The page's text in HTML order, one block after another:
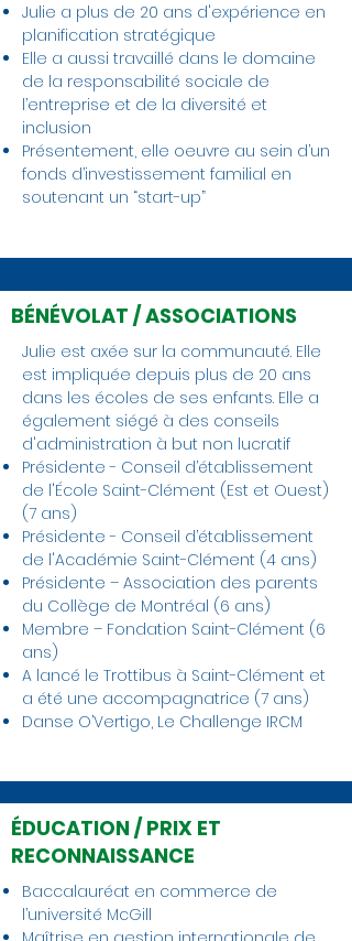
Julie a plus de 20 ans d'expérience en
planification stratégique
Elle a aussi travaillé dans le domaine
de la responsabilité sociale de
l’entreprise et de la diversité et
inclusion
Présentement, elle oeuvre au sein d’un
fonds d’investissement familial en
soutenant un “start-up”
BÉNÉVOLAT / ASSOCIATIONS
Julie est axée sur la communauté. Elle
est impliquée depuis plus de 20 ans
dans les écoles de ses enfants. Elle a
également siégé à des conseils
d'administration à but non lucratif
Présidente - Conseil d’établissement
de l'École Saint-Clément (Est et Ouest)
(7 ans)
Présidente - Conseil d’établissement
de l'Académie Saint-Clément (4 ans)
Présidente – Association des parents
du Collège de Montréal (6 ans)
Membre – Fondation Saint-Clément (6
ans)
A lancé le Trottibus à Saint-Clément et
a été une accompagnatrice (7 ans)
Danse O’Vertigo, Le Challenge IRCM
ÉDUCATION / PRIX ET
RECONNAISSANCE
Baccalauréat en commerce de
l’université McGill